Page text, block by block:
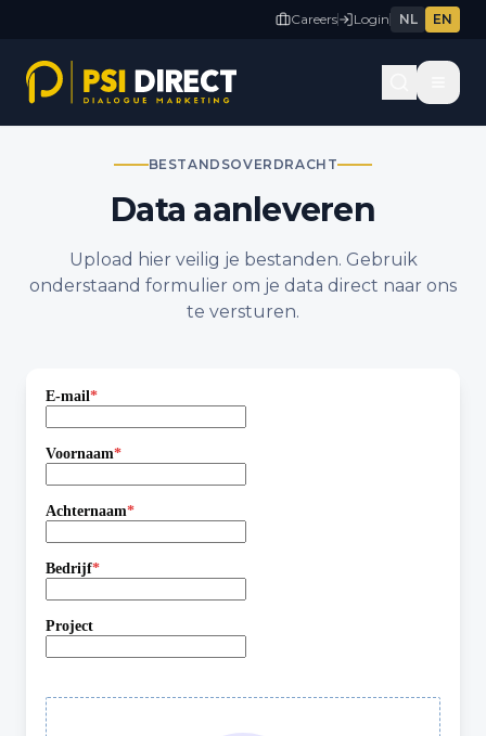
Careers Login NL EN
BESTANDSOVERDRACHT
Data aanleveren
Upload hier veilig je bestanden. Gebruik
onderstaand formulier om je data direct naar ons
te versturen.